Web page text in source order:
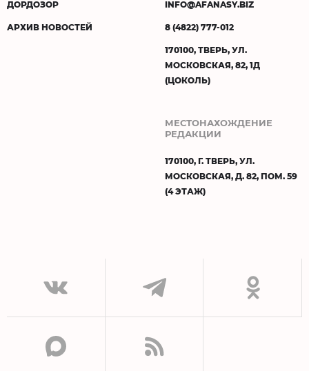
ДОРДОЗОР
АРХИВ НОВОСТЕЙ
INFO@AFANASY.BIZ
8 (4822) 777-012
170100, ТВЕРЬ, УЛ.
МОСКОВСКАЯ, 82, 1Д
(ЦОКОЛЬ)
МЕСТОНАХОЖДЕНИЕ
РЕДАКЦИИ
170100, Г. ТВЕРЬ, УЛ.
МОСКОВСКАЯ, Д. 82, ПОМ. 59
(4 ЭТАЖ)